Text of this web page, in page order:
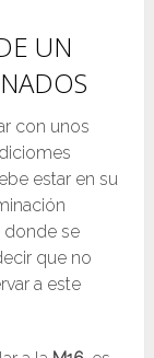
UN
con unos
estar en su
donde se
que no
a este